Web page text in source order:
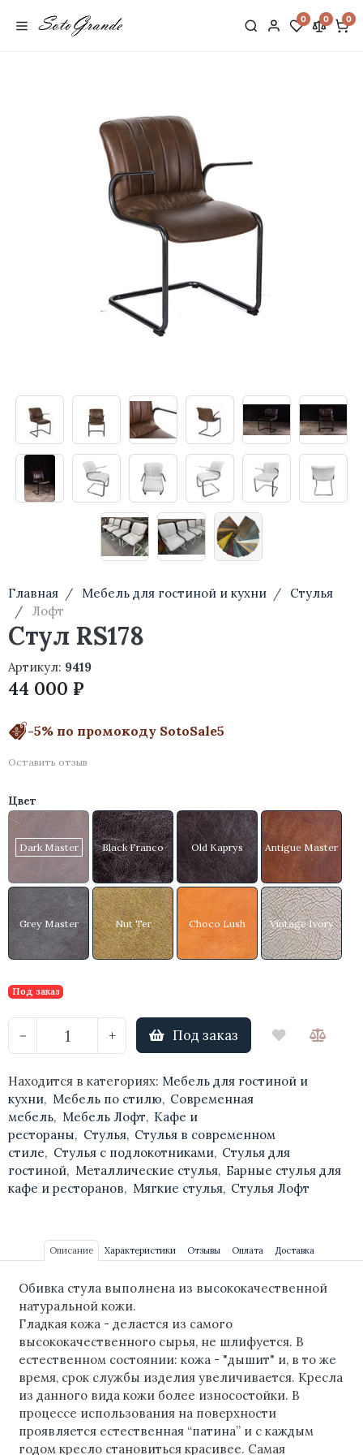
0 0 0
Главная Мебель для гостиной и кухни
Стулья
Лофт
Стул RS178
Артикул: 9419
44 000 ₽
-5% по промокоду SotoSale5
Оставить отзыв
Цвет
Dark Master Black Franco Old Kaprys Antigue Master
Grey Master Nut Ter Choco Lush Vintage Ivory
Под заказ
− + Под заказ
Находится в категориях: Мебель для гостиной и
кухни, Мебель по стилю, Современная
мебель, Мебель Лофт, Кафе и
рестораны, Стулья, Стулья в современном
стиле, Стулья с подлокотниками, Стулья для
гостиной, Металлические стулья, Барные стулья для
кафе и ресторанов, Мягкие стулья, Стулья Лофт
Описание Характеристики Отзывы Оплата Доставка
Обивка стула выполнена из высококачественной
натуральной кожи.
Гладкая кожа - делается из самого
высококачественного сырья, не шлифуется. В
естественном состоянии: кожа - "дышит" и, в то же
время, срок службы изделия увеличивается. Кресла
из данного вида кожи более износостойки. В
процессе использования на поверхности
проявляется естественная “патина” и с каждым
годом кресло становиться красивее. Самая